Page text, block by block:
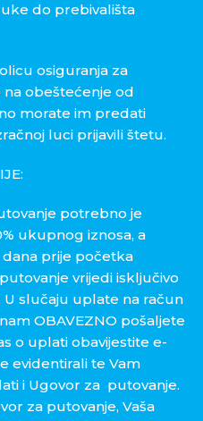
do prebivališta
osiguranja za
obeštećenje od
morate im predati
luci prijavili štetu.
potrebno je
ukupnog iznosa, a
dana prije početka
vrijedi isključivo
slučaju uplate na račun
OBAVEZNO pošaljete
o uplati obavijestite e-
evidentirali te Vam
i Ugovor za putovanje.
za putovanje, Vaša